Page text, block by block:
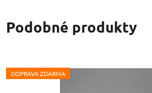
Podobné produkty
DOPRAVA ZDARMA